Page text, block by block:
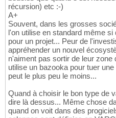
récursion) etc :-)
A+
Souvent, dans les grosses
l'on utilise en standard même
pour un projet... Peur de
appréhender un nouvel
n'aiment pas sortir de leur
utilise un bazooka pour tuer
peut le plus peu le moins...
Quand à choisir le bon type de
dire là dessus... Même chose
quand on voit dans des